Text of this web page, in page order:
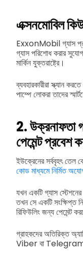
এক্সনমোবিল
ExxonMobil গ্যাস
গ্যাস পরিশোধ করার
মার্কিন যুক্তরাষ্ট্রে।
ব্যবহারকারীরা স্ক্যান
পাম্পে লোকরা তাদের
2. উক্রনাফতা
পেমেন্ট প্রবেশ
ইউক্রেনের সর্ববৃহৎ তেল
কোড মাধ্যমে নির্মিত
যখন একটি গ্যাস
তখন সে একটি সংক্ষিপ্ত
রিফিউলিং জন্য পেমেন্ট
গ্রাহকদের অতিরিক্ত
Viber বা Telegram